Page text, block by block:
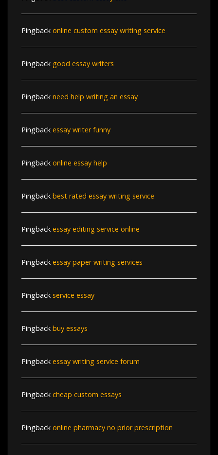
Pingback online custom essay writing service
Pingback good essay writers
Pingback need help writing an essay
Pingback essay writer funny
Pingback online essay help
Pingback best rated essay writing service
Pingback essay editing service online
Pingback essay paper writing services
Pingback service essay
Pingback buy essays
Pingback essay writing service forum
Pingback cheap custom essays
Pingback online pharmacy no prior prescription